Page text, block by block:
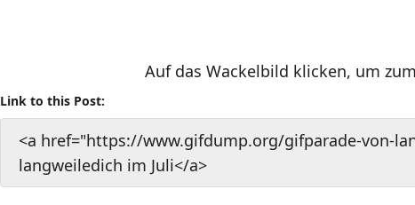
Auf das Wackelbild klicken, um
Link to this Post:
<a href="https://www.gifdump.org/gifparade-von-
langweiledich im Juli</a>